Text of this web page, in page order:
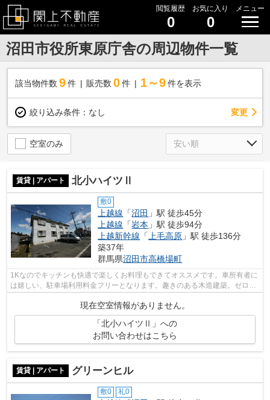
閲覧履歴
0
お気に入り
0
メニュー
沼田市役所東原庁舎の周辺物件一覧
該当物件数 9件 販売数 0 件 1～9 件を表示
絞り込み条件： なし 変更
空室のみ
賃貸 | アパート 北小ハイツⅡ
敷0
上越線 「沼田 」駅 徒歩45分
上越線 「岩本 」駅 徒歩94分
上越新幹線 「上毛高原 」駅 徒歩136分
築37年
群馬県沼田市高橋場町
1Kなのでキッチンも快適で楽しくお料理もできてオススメです。車所有者に
は嬉しい、駐車場利用料金フリーとなります。趣きのある木造建築。ゼロ円
現在空室情報がありません。
「北小ハイツⅡ」への
お問い合わせはこちら
賃貸 | アパート グリーンヒル
敷0 礼0